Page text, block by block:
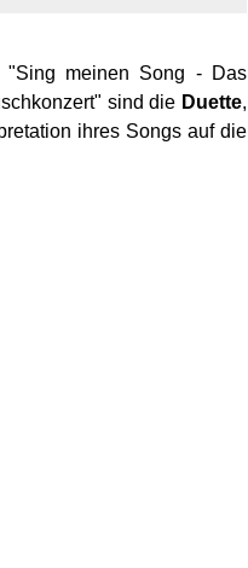
"Sing meinen Song - Das
sind die Duette,
ihres Songs auf die